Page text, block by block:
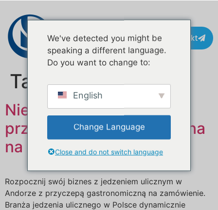
Kontakt
Tag:wóz z lodami
Niestandardowa mobilna
przyczepa gastronomiczna
na sprzedaż w Polsce
Rozpocznij swój biznes z jedzeniem ulicznym w
Andorze z przyczepą gastronomiczną na zamówienie.
Branża jedzenia ulicznego w Polsce dynamicznie
We've detected you might be
speaking a different language.
Do you want to change to:
English
Change Language
Close and do not switch language